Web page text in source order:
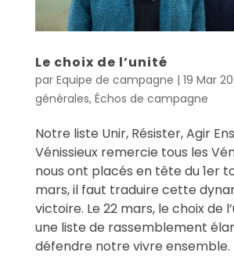
Le choix de l’unité
par Equipe de campagne | 19 Mar
générales, Échos de campagne
Notre liste Unir, Résister, Agir
Vénissieux remercie tous les
nous ont placés en tête du 1er
mars, il faut traduire cette
victoire. Le 22 mars, le choix de
une liste de rassemblement
défendre notre vivre ensemble.